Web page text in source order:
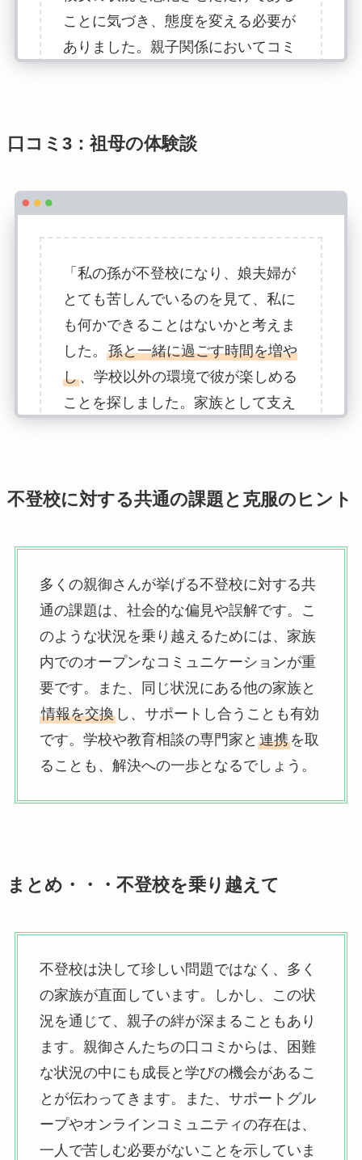
ことに気づき、態度を変える必要が
ありました。親子関係においてコミ
っています。他の父親たちと情報を
口コミ3：祖母の体験談
「私の孫が不登校になり、娘夫婦が
とても苦しんでいるのを見て、私に
も何かできることはないかと考えま
した。 孫と一緒に過ごす時間を増や
し、学校以外の環境で彼が楽しめる
ことを探しました。家族として支え
とを知りました。」
不登校に対する共通の課題と克服のヒント
多くの親御さんが挙げる不登校に対する共
通の課題は、社会的な偏見や誤解です。こ
のような状況を乗り越えるためには、家族
内でのオープンなコミュニケーションが重
要です。また、同じ状況にある他の家族と
情報を交換し、サポートし合うことも有効
です。学校や教育相談の専門家と 連携を取
ることも、解決への一歩となるでしょう。
まとめ・・・不登校を乗り越えて
不登校は決して珍しい問題ではなく、多く
の家族が直面しています。しかし、この状
況を通じて、親子の絆が深まることもあり
ます。親御さんたちの口コミからは、困難
な状況の中にも成長と学びの機会があるこ
とが伝わってきます。また、サポートグル
ープやオンラインコミュニティの存在は、
一人で苦しむ必要がないことを示していま